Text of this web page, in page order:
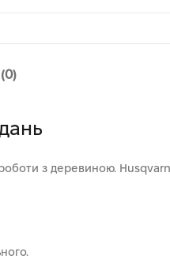
з деревиною.